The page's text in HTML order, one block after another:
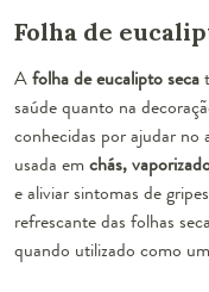
Folha de
Afolha de eucalipto seca
saúde quanto na
conhecidas por ajudar no
usada emchás,
e aliviar sintomas de
refrescante das folhas
quando utilizado como